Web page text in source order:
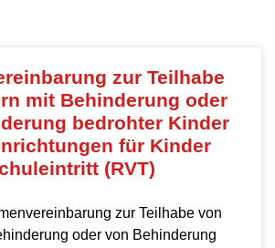
zur Teilhabe
mit Behinderung oder
bedrohter Kinder
für Kinder
(RVT)
zur Teilhabe von
oder von Behinderung